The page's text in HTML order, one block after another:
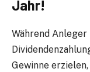
Jahr!
Während
Gewinne